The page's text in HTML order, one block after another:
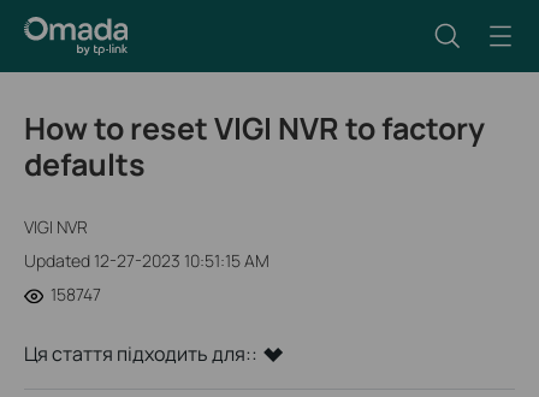
How to reset VIGI NVR to factory
defaults
VIGI NVR
Updated 12-27-2023 10:51:15 AM
158747
Ця стаття підходить для::